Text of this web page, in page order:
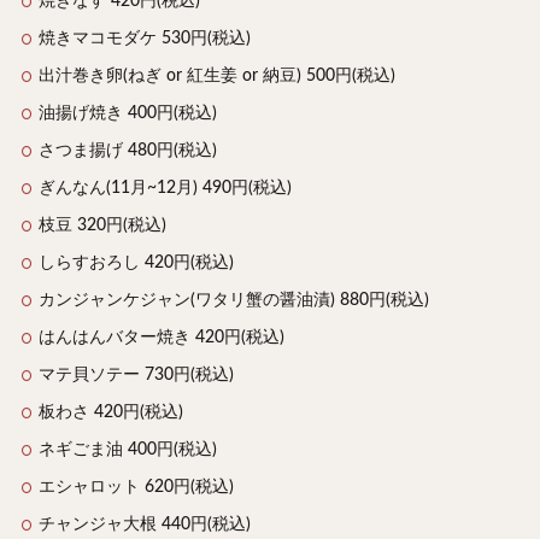
焼きマコモダケ 530円(税込)
出汁巻き卵(ねぎ or 紅生姜 or 納豆) 500円(税込)
油揚げ焼き 400円(税込)
さつま揚げ 480円(税込)
ぎんなん(11月~12月) 490円(税込)
枝豆 320円(税込)
しらすおろし 420円(税込)
カンジャンケジャン(ワタリ蟹の醤油漬) 880円(税込)
はんはんバター焼き 420円(税込)
マテ貝ソテー 730円(税込)
板わさ 420円(税込)
ネギごま油 400円(税込)
エシャロット 620円(税込)
チャンジャ大根 440円(税込)